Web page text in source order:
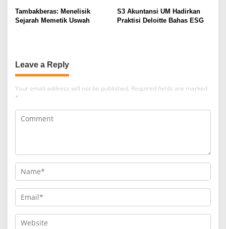
Ulama
Tambakberas: Menelisik
Sejarah Memetik Uswah
S3 Akuntansi UM Hadirkan
Praktisi Deloitte Bahas ESG
Leave a Reply
Your email address will not be published. Required fields are marked
*